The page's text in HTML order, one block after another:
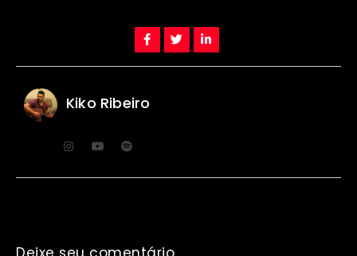
Kiko Ribeiro